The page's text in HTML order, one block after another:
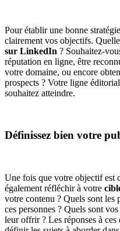
Pour établir une bonne
clairement vos objectifs.
sur LinkedIn ? Souhaitez-
réputation en ligne, être
votre domaine, ou encore
prospects ? Votre ligne
souhaitez atteindre.
Définissez bien votre
Une fois que votre objectif est
également réfléchir à votre
votre contenu ? Quels sont les
ces personnes ? Quels sont
leur offrir ? Les réponses à